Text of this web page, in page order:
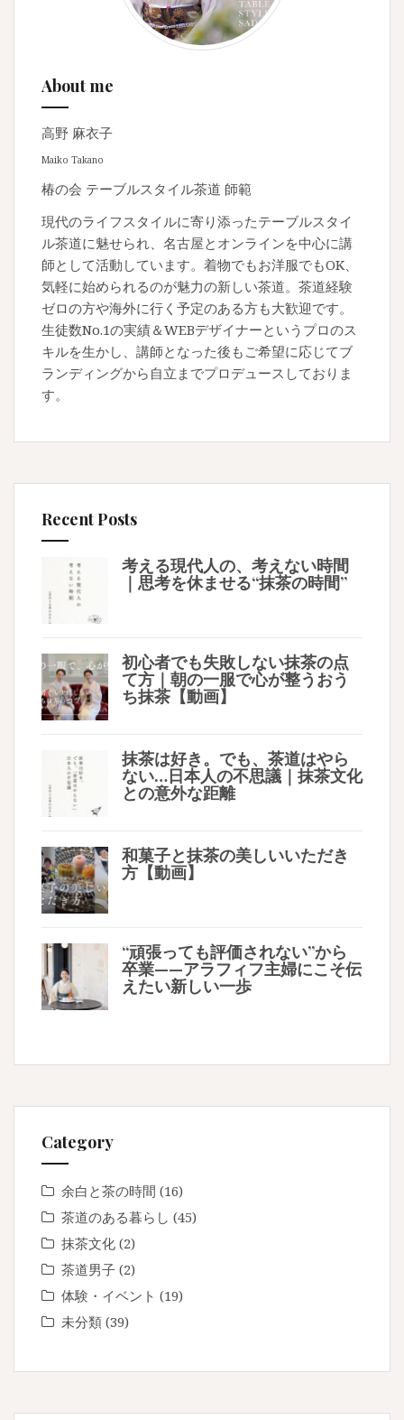
About me
高野 麻衣子
Maiko Takano
椿の会 テーブルスタイル茶道 師範
現代のライフスタイルに寄り添ったテーブルスタイ
ル茶道に魅せられ、名古屋とオンラインを中心に講
師として活動しています。着物でもお洋服でもOK、
気軽に始められるのが魅力の新しい茶道。茶道経験
ゼロの方や海外に行く予定のある方も大歓迎です。
生徒数No.1の実績＆WEBデザイナーというプロのス
キルを生かし、講師となった後もご希望に応じてブ
ランディングから自立までプロデュースしておりま
す。
Recent Posts
考える現代人の、考えない時間
｜思考を休ませる“抹茶の時間”
初心者でも失敗しない抹茶の点
て方｜朝の一服で心が整うおう
ち抹茶【動画】
抹茶は好き。でも、茶道はやら
ない…日本人の不思議｜抹茶文化
との意外な距離
和菓子と抹茶の美しいいただき
方【動画】
“頑張っても評価されない”から
卒業——アラフィフ主婦にこそ伝
えたい新しい一歩
Category
余白と茶の時間 (16)
茶道のある暮らし (45)
抹茶文化 (2)
茶道男子 (2)
体験・イベント (19)
未分類 (39)